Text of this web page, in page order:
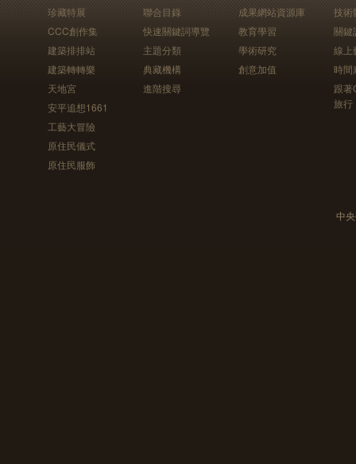
珍藏特展
CCC創作集
建築排排站
建築轉轉樂
天地宮
安平追想1661
工藝大冒險
原住民儀式
原住民服飾
聯合目錄
快速關鍵詞導覽
主題分類
典藏機構
進階搜尋
成果網站資源庫
教育學習
學術研究
創意加值
技術
關鍵
線上
時間
跟
旅行
中